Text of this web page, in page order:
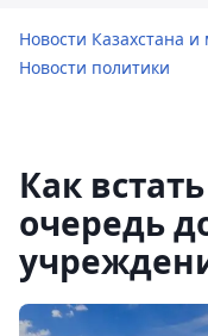
Новости Казахстана
Новости политики
Как
очередь